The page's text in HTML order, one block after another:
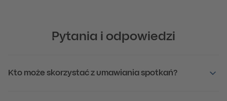
Pytania i odpowiedzi
Kto może skorzystać z umawiania spotkań?